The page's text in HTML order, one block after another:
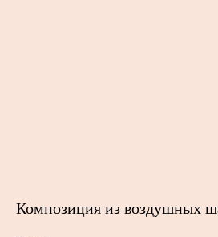
Композиция из воздушных